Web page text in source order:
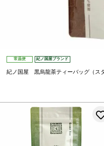
常温便 紀ノ国屋ブランド
紀ノ国屋 黒烏龍茶ティーバッグ（ス